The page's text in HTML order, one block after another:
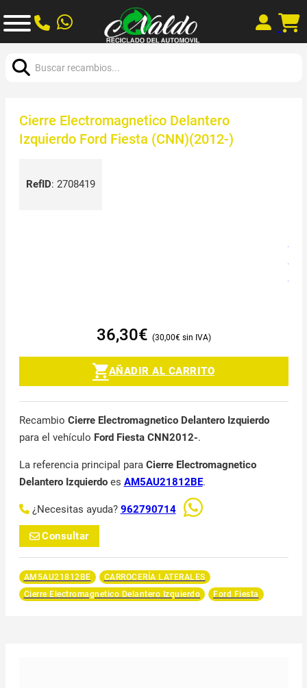
Cierre Electromagnetico Delantero
Izquierdo Ford Fiesta (CNN)(2012-)
RefID: 2708419
36,30€ 30,00€
AÑADIR AL CARRITO
Recambio Cierre Electromagnetico Delantero Izquierdo
para el vehículo Ford Fiesta CNN2012-.
La referencia principal para Cierre Electromagnetico
Delantero Izquierdoes AM5AU21812BE.
¿Necesitas ayuda? 962790714
Consultar
AM5AU21812BE
CARROCERÍA LATERALES
Cierre Electromagnetico Delantero Izquierdo
Ford Fiesta